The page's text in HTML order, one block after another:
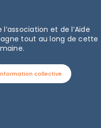
et de l’Aide
tout au long de cette
collective